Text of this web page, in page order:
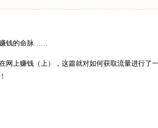
赚钱的命脉……
网上赚钱（上），这篇就对如何获取流量进行了